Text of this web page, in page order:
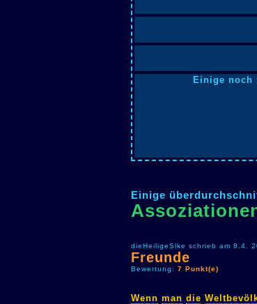
Einige noch
Einige
dieHeiligeSlke schrieb am 8.4.
Freunde
Bewertung: 7 Punkt(e)
Wenn man die